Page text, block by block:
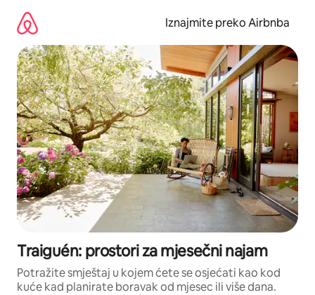
sadržaj
Iznajmite preko Airbnba
Traiguén: prostori za mjesečni najam
Potražite smještaj u kojem ćete se osjećati kao kod
kuće kad planirate boravak od mjesec ili više dana.